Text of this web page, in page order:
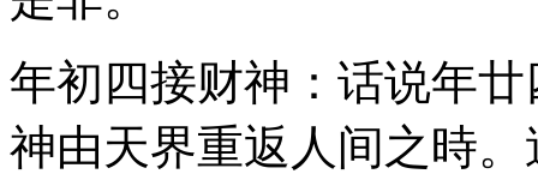
年初四接财神：话说年
神由天界重返人间之時